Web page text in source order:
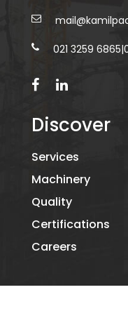
021 3259 6865|
Discover
Services
Machinery
Quality
Certifications
Careers